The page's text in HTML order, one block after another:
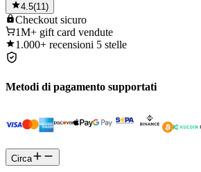
4.5(11)
Checkout sicuro
1M+ gift card vendute
1.000+ recensioni 5 stelle
Metodi di pagamento supportati
Circa